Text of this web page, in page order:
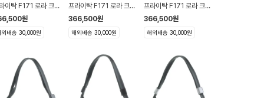
이탁 F171 로라 크로
디 숄더백 4291478
원
외배송 30,000원
프라이탁 F171 로라 크로
스바디 숄더백 4462267
366,500원
해외배송 30,000원
프라이탁 F171 로라 크로
스바디 숄더백 4462214
366,500원
해외배송 30,000원